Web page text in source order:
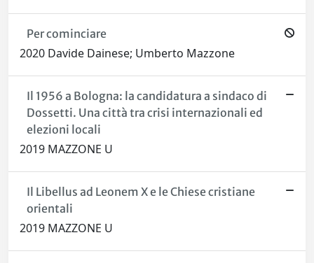
Per cominciare
2020 Davide Dainese; Umberto Mazzone
Il 1956 a Bologna: la candidatura a sindaco di
Dossetti. Una città tra crisi internazionali ed
elezioni locali
2019 MAZZONE U
Il Libellus ad Leonem X e le Chiese cristiane
orientali
2019 MAZZONE U